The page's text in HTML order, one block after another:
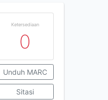
Ketersediaan
0
Unduh MARC
Sitasi